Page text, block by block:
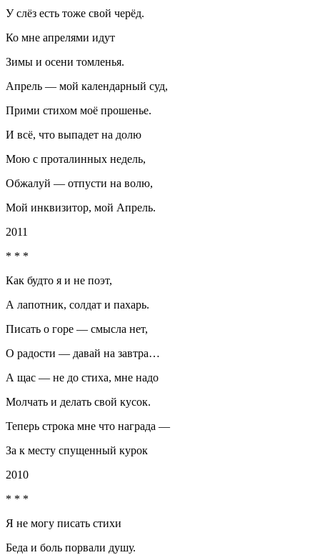
У слёз есть тоже свой черёд.
Ко мне апрелями идут
Зимы и осени томленья.
Апрель — мой календарный суд,
Прими стихом моё прошенье.
И всё, что выпадет на долю
Мою с проталинных недель,
Обжалуй — отпусти на волю,
Мой инквизитор, мой Апрель.
2011
* * *
Как будто я и не поэт,
А лапотник, солдат и пахарь.
Писать о горе — смысла нет,
О радости — давай на завтра…
А щас — не до стиха, мне надо
Молчать и делать свой кусок.
Теперь строка мне что награда —
За к месту спущенный курок
2010
* * *
Я не могу писать стихи
Беда и боль порвали душу.